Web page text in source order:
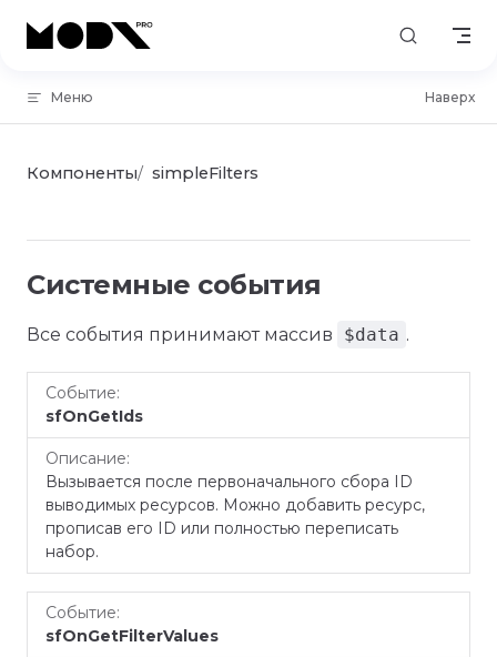
Skip to content
Меню Наверх
Компоненты simpleFilters
Системные события
Все события принимают массив $data .
Событие
sfOnGetIds
Вызывается после первоначального сбора ID
выводимых ресурсов. Можно добавить ресурс,
прописав его ID или полностью переписать
набор.
sfOnGetFilterValues